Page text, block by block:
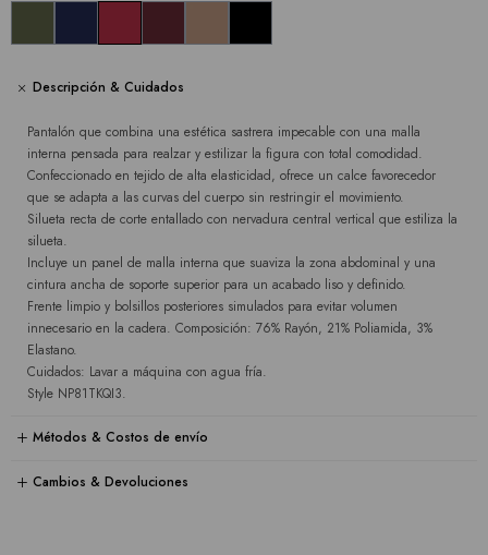
Descripción & Cuidados
Pantalón que combina una estética sastrera impecable con una malla
interna pensada para realzar y estilizar la figura con total comodidad.
Confeccionado en tejido de alta elasticidad, ofrece un calce favorecedor
que se adapta a las curvas del cuerpo sin restringir el movimiento.
Silueta recta de corte entallado con nervadura central vertical que estiliza la
silueta.
Incluye un panel de malla interna que suaviza la zona abdominal y una
cintura ancha de soporte superior para un acabado liso y definido.
Frente limpio y bolsillos posteriores simulados para evitar volumen
innecesario en la cadera. Composición: 76% Rayón, 21% Poliamida, 3%
Elastano.
Cuidados: Lavar a máquina con agua fría.
Style NP81TKQI3.
Métodos & Costos de envío
Cambios & Devoluciones